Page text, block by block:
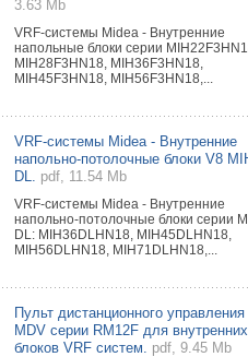
3.63 Mb
VRF-системы Midea - Внутренние
напольные блоки серии
MIH28F3HN18, MIH36F3HN18,
MIH45F3HN18, MIH56F3HN18,...
VRF-системы Midea - Внутренние
напольно-потолочные блоки V8
DL.
pdf, 11.54 Mb
VRF-системы Midea - Внутренние
напольно-потолочные блоки серии
DL: MIH36DLHN18, MIH45DLHN18,
MIH56DLHN18, MIH71DLHN18,...
Пульт дистанционного управления
MDV серии RM12F для внутренних
блоков VRF систем.
pdf, 9.45 Mb